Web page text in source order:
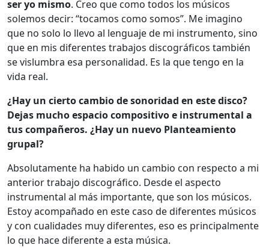
ser yo mismo. Creo que como todos los músicos
solemos decir: “tocamos como somos”. Me imagino
que no solo lo llevo al lenguaje de mi instrumento, sino
que en mis diferentes trabajos discográficos también
se vislumbra esa personalidad. Es la que tengo en la
vida real.
¿Hay un cierto cambio de sonoridad en este disco?
Dejas mucho espacio compositivo e instrumental a
tus compañeros. ¿Hay un nuevo Planteamiento
grupal?
Absolutamente ha habido un cambio con respecto a mi
anterior trabajo discográfico. Desde el aspecto
instrumental al más importante, que son los músicos.
Estoy acompañado en este caso de diferentes músicos
y con cualidades muy diferentes, eso es principalmente
lo que hace diferente a esta música.